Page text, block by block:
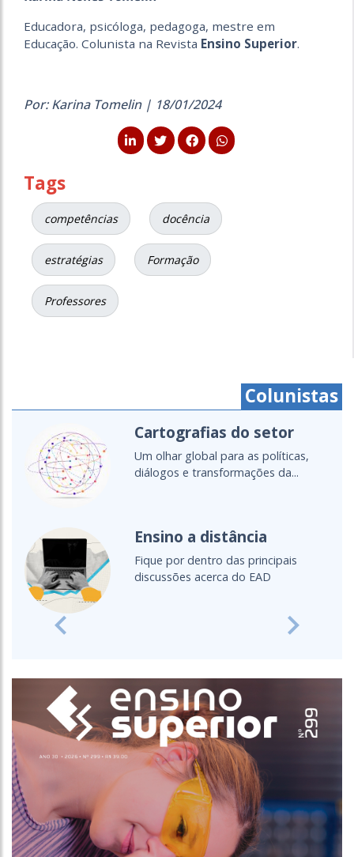
Educadora, psicóloga, pedagoga, mestre em
Educação. Colunista na Revista Ensino Superior.
Por: Karina Tomelin | 18/01/2024
Tags
competências docência
estratégias Formação
Professores
Colunistas
Cartografias do setor
Um olhar global para as políticas,
diálogos e transformações da...
Ensino a distância
Fique por dentro das principais
discussões acerca do EAD
Previous Next